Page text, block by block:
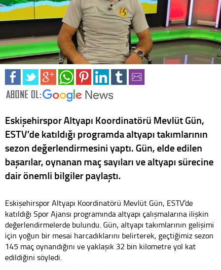
Eskişehirspor Altyapı Koordinatörü Mevlüt Gün,
ESTV’de katıldığı programda altyapı takımlarının
sezon değerlendirmesini yaptı. Gün, elde edilen
başarılar, oynanan maç sayıları ve altyapı sürecine
dair önemli bilgiler paylaştı.
Eskişehirspor Altyapı Koordinatörü Mevlüt Gün, ESTV’de
katıldığı Spor Ajansı programında altyapı çalışmalarına ilişkin
değerlendirmelerde bulundu. Gün, altyapı takımlarının gelişimi
için yoğun bir mesai harcadıklarını belirterek, geçtiğimiz sezon
145 maç oynandığını ve yaklaşık 32 bin kilometre yol kat
edildiğini söyledi.